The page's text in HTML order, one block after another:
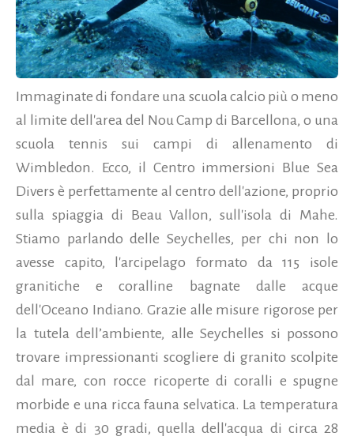
Immaginate di fondare una scuola calcio più o meno
al limite dell'area del Nou Camp di Barcellona, o una
scuola tennis sui campi di allenamento di
Wimbledon. Ecco, il Centro immersioni Blue Sea
Divers è perfettamente al centro dell'azione, proprio
sulla spiaggia di Beau Vallon, sull'isola di Mahe.
Stiamo parlando delle Seychelles, per chi non lo
avesse capito, l'arcipelago formato da 115 isole
granitiche e coralline bagnate dalle acque
dell'Oceano Indiano. Grazie alle misure rigorose per
la tutela dell’ambiente, alle Seychelles si possono
trovare impressionanti scogliere di granito scolpite
dal mare, con rocce ricoperte di coralli e spugne
morbide e una ricca fauna selvatica. La temperatura
media è di 30 gradi, quella dell'acqua di circa 28